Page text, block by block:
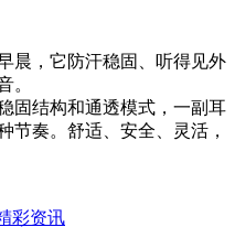
晨，它防汗稳固、听得见外
。
固结构和通透模式，一副耳
节奏。舒适、安全、灵活，
彩资讯